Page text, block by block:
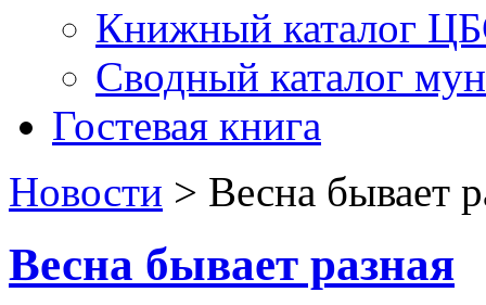
Книжный каталог
Сводный каталог
Гостевая книга
Новости > Весна бывает
Весна бывает разная